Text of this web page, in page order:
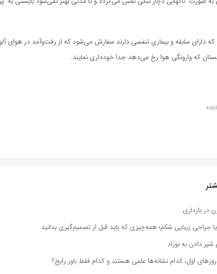
که دارای سابقه و بیماری تنفسی دارند سفارش می‌شود که از رفت‌وآمد در هوای
که وارونگی هوا رخ می‌دهد جدا خودداری نمایند.
در بارداری
یا جراحی زیبایی شکم؛ همه‌چیزی که باید قبل از تصمیم‌گیری بدانید
دادن به نوزاد
روزهای اول، کدام نشانه‌ها علمی هستند و کدام فقط باور رایج؟